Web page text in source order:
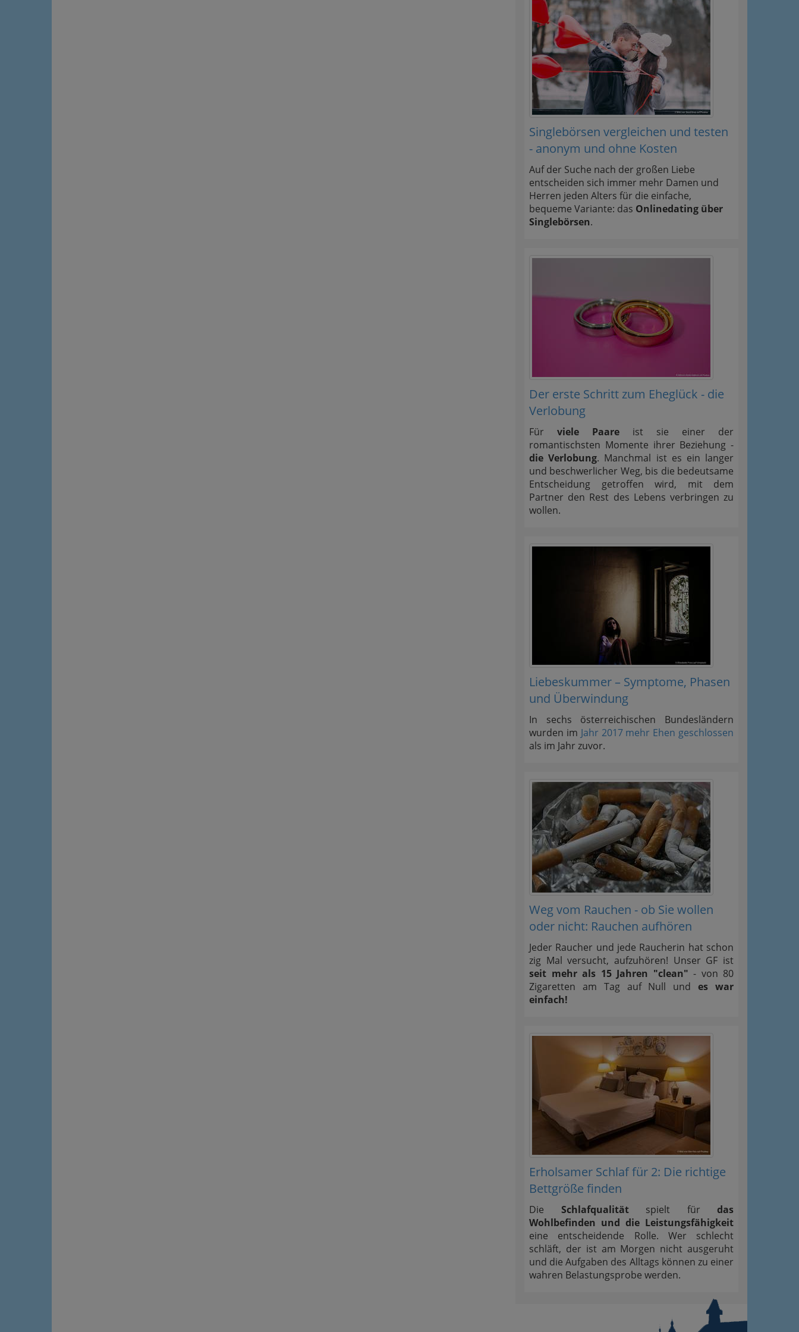
Singlebörsen vergleichen und testen
- anonym und ohne Kosten
Auf der Suche nach der großen Liebe
entscheiden sich immer mehr Damen und
Herren jeden Alters für die einfache,
bequeme Variante: das Onlinedating über
Singlebörsen.
Der erste Schritt zum Eheglück - die
Verlobung
Für viele Paare ist sie einer der
romantischsten Momente ihrer Beziehung -
die Verlobung. Manchmal ist es ein langer
und beschwerlicher Weg, bis die bedeutsame
Entscheidung getroffen wird, mit dem
Partner den Rest des Lebens verbringen zu
wollen.
Liebeskummer – Symptome, Phasen
und Überwindung
In sechs österreichischen Bundesländern
wurden im Jahr 2017 mehr Ehen geschlossen
als im Jahr zuvor.
Weg vom Rauchen - ob Sie wollen
oder nicht: Rauchen aufhören
Jeder Raucher und jede Raucherin hat schon
zig Mal versucht, aufzuhören! Unser GF ist
seit mehr als 15 Jahren "clean" - von 80
Zigaretten am Tag auf Null undes war
einfach!
Erholsamer Schlaf für 2: Die richtige
Bettgröße finden
Die Schlafqualitätspielt für das
Wohlbefinden und die Leistungsfähigkeit
eine entscheidende Rolle. Wer schlecht
schläft, der ist am Morgen nicht ausgeruht
und die Aufgaben des Alltags können zu einer
wahren Belastungsprobe werden.